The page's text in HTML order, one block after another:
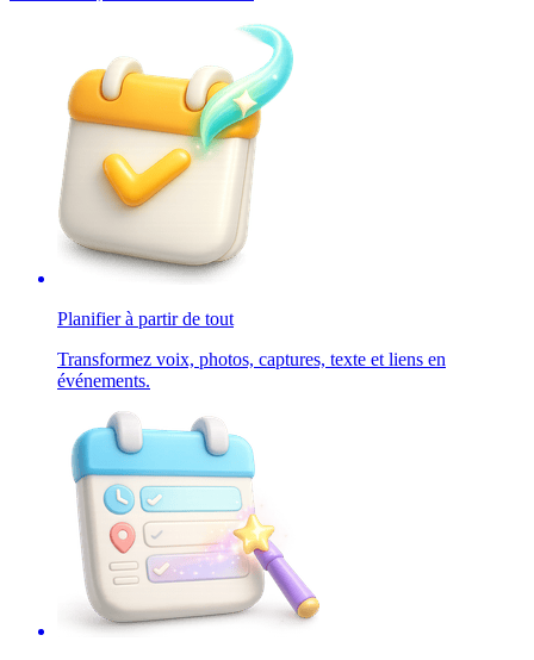
Planifier à partir de tout
Transformez voix, photos, captures, texte et liens en
événements.